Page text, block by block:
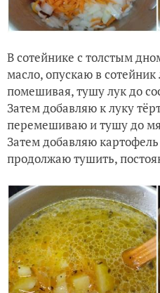
В сотейнике с толстым
масло, опускаю в сотейник
помешивая, тушу лук до
Затем добавляю к луку
перемешиваю и тушу до
Затем добавляю
продолжаю тушить,